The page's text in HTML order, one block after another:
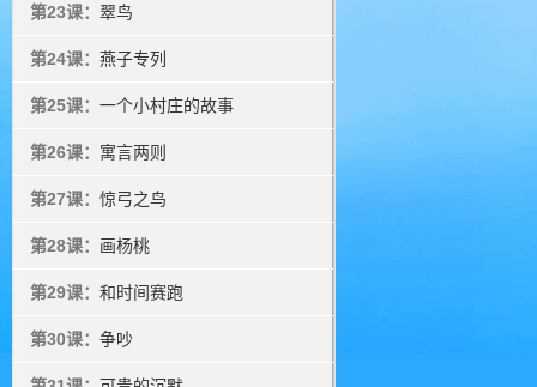
第23课： 翠鸟
第24课： 燕子专列
第25课： 一个小村庄的故事
第26课： 寓言两则
第27课： 惊弓之鸟
第28课： 画杨桃
第29课： 和时间赛跑
第30课： 争吵